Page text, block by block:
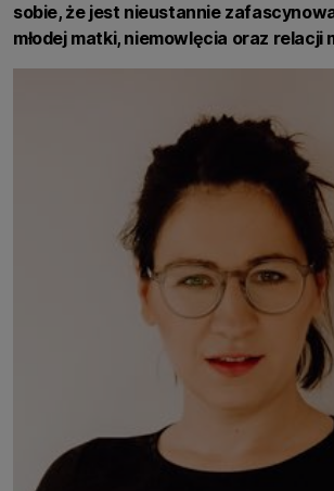
sobie, że jest nieustannie
młodej matki, niemowlęcia oraz relacji